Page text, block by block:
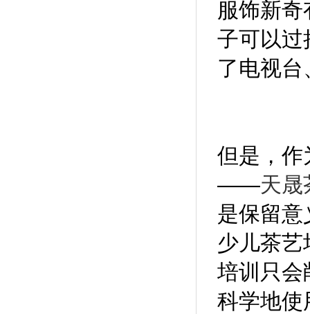
服饰新
子可以过
了电视
但是，作
——天晟
是保留意
少儿茶
培训只会
科学地使